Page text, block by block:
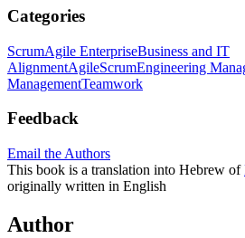
Categories
ScrumAgile EnterpriseBusiness and IT
AlignmentAgileScrumEngineering
ManagementTeamwork
Feedback
Email the Authors
This book is a translation into Hebrew of
originally written in English
Author